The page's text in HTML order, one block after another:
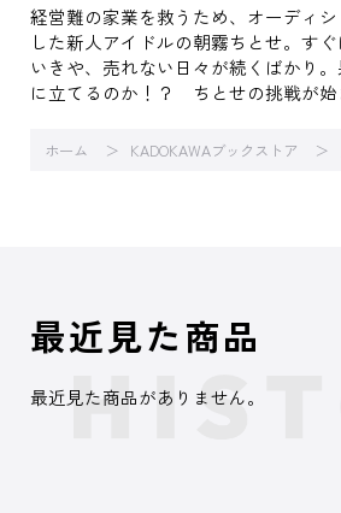
経営難の家業を救うため、オーディ
した新人アイドルの朝霧ちとせ。す
いきや、売れない日々が続くばかり
に立てるのか！？ ちとせの挑戦が始
ホーム KADOKAWAブックストア
最近見た商品
最近見た商品がありません。